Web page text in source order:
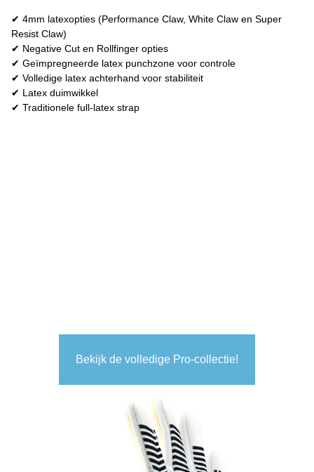
✔ 4mm latexopties (Performance Claw, White Claw en Super
Resist Claw)
✔ Negative Cut en Rollfinger opties
✔ Geïmpregneerde latex punchzone voor controle
✔ Volledige latex achterhand voor stabiliteit
✔ Latex duimwikkel
✔ Traditionele full-latex strap
Bekijk de volledige Pro-collectie!